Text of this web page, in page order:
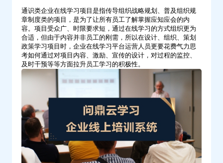
计？-
通识类企业在线学习项目是指传导组织战略规划、普及组织规
章制度类的项目，是为了让所有员工了解掌握应知应会的内
容。项目受众广、时限要求短，通过在线学习的方式组织更为
合适，但由于内容并非员工的刚需，所以在设计、组织、策划
政策学习项目时， 企业在线学习平台运营人员更要花费气力思
考如何通过对项目内容、激励、宣传的设计，对过程的监控、
及时干预等等方面拉升员工学习的积极性。